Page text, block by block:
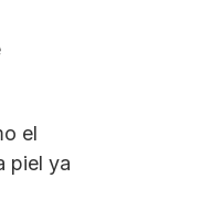
el
piel ya